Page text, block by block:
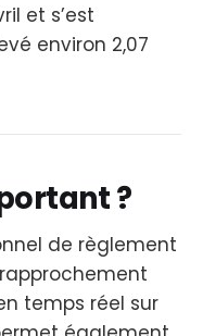
et s’est
environ 2,07
?
de règlement
temps réel sur